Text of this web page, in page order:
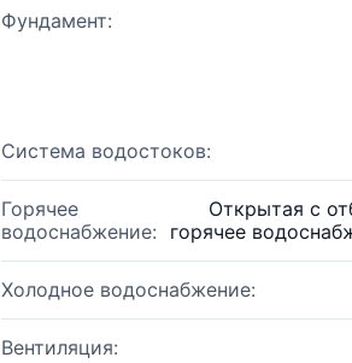
Фундамент:
Система водостоков:
Горячее
водоснабжение:
Открытая с
горячее
Холодное водоснабжение:
Вентиляция: